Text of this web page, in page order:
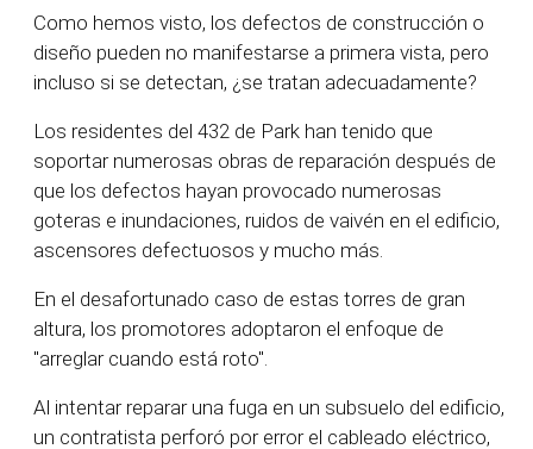
Como hemos visto, los defectos de construcción o
diseño pueden no manifestarse a primera vista, pero
incluso si se detectan, ¿se tratan adecuadamente?
Los residentes del 432 de Park han tenido que
soportar numerosas obras de reparación después de
que los defectos hayan provocado numerosas
goteras e inundaciones, ruidos de vaivén en el edificio,
ascensores defectuosos y mucho más.
En el desafortunado caso de estas torres de gran
altura, los promotores adoptaron el enfoque de
"arreglar cuando está roto".
Al intentar reparar una fuga en un subsuelo del edificio,
un contratista perforó por error el cableado eléctrico,